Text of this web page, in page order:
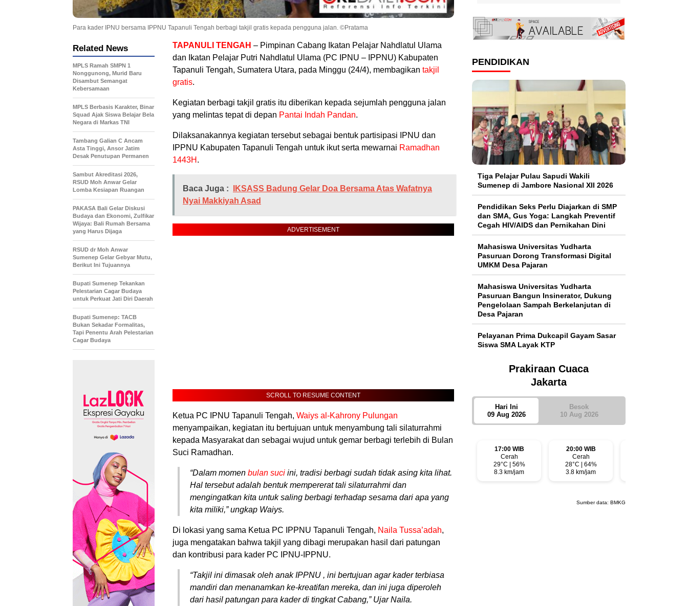
Para kader IPNU bersama IPPNU Tapanuli Tengah berbagi takjil gratis kepada pengguna jalan. ©Pratama
TAPANULI TENGAH – Pimpinan Cabang Ikatan Pelajar Nahdlatul Ulama
dan Ikatan Pelajar Putri Nahdlatul Ulama (PC IPNU – IPPNU) Kabupaten
Tapanuli Tengah, Sumatera Utara, pada Minggu (24/4), membagikan takjil
gratis.
Kegiatan berbagi takjil gratis itu diberikan kepada sejumlah pengguna jalan
yang melintas tepat di depan Pantai Indah Pandan.
Dilaksanakannya kegiatan tersebut sebagai bentuk partisipasi IPNU dan
IPPNU Kabupaten Tapanuli Tengah untuk ikut serta mewarnai Ramadhan
1443H .
Baca Juga :
IKSASS Badung Gelar Doa Bersama Atas Wafatnya
Nyai Makkiyah Asad
ADVERTISEMENT
SCROLL TO RESUME CONTENT
Ketua PC IPNU Tapanuli Tengah, Waiys al-Kahrony Pulungan
menyampaikan, kegiatan itu bertujuan untuk menyambung tali silaturrahmi
kepada Masyarakat dan sebagai wujud untuk gemar berbagi terlebih di Bulan
Suci Ramadhan.
“Dalam momen bulan suci ini, tradisi berbagi sudah tidak asing kita lihat.
Hal tersebut adalah bentuk mempererat tali silaturrahmi dan
mengingatkan kita untuk saling berbagi terhadap sesama dari apa yang
kita miliki,” ungkap Waiys.
Di lokasi yang sama Ketua PC IPPNU Tapanuli Tengah, Naila Tussa’adah,
juga mengatakan bahwa takjil yang dibagi merupakan hasil dari patungan
dan kontribusi para kader PC IPNU-IPPNU.
“Takjil ini dimasak oleh anak IPPNU , ini bertujuan agar kader terbiasa
mandiri dan menanamkan ke-kreatifan mereka, dan ini juga diperoleh
dari hasil patungan para kader di tingkat Cabang,” Ujar Naila.
Related News
MPLS Ramah SMPN 1
Nonggunong, Murid Baru
Disambut Semangat
Kebersamaan
MPLS Berbasis Karakter, Binar
Squad Ajak Siswa Belajar Bela
Negara di Markas TNI
Tambang Galian C Ancam
Asta Tinggi, Ansor Jatim
Desak Penutupan Permanen
Sambut Akreditasi 2026,
RSUD Moh Anwar Gelar
Lomba Kesiapan Ruangan
PAKASA Bali Gelar Diskusi
Budaya dan Ekonomi, Zulfikar
Wijaya: Bali Rumah Bersama
yang Harus Dijaga
RSUD dr Moh Anwar
Sumenep Gelar Gebyar Mutu,
Berikut Ini Tujuannya
Bupati Sumenep Tekankan
Pelestarian Cagar Budaya
untuk Perkuat Jati Diri Daerah
Bupati Sumenep: TACB
Bukan Sekadar Formalitas,
Tapi Penentu Arah Pelestarian
Cagar Budaya
PENDIDIKAN
Tiga Pelajar Pulau Sapudi Wakili
Sumenep di Jambore Nasional XII 2026
Pendidikan Seks Perlu Diajarkan di SMP
dan SMA, Gus Yoga: Langkah Preventif
Cegah HIV/AIDS dan Pernikahan Dini
Mahasiswa Universitas Yudharta
Pasuruan Dorong Transformasi Digital
UMKM Desa Pajaran
Mahasiswa Universitas Yudharta
Pasuruan Bangun Insinerator, Dukung
Pengelolaan Sampah Berkelanjutan di
Desa Pajaran
Pelayanan Prima Dukcapil Gayam Sasar
Siswa SMA Layak KTP
Prakiraan Cuaca
Jakarta
Hari Ini
09 Aug 2026
Besok
10 Aug 2026
17:00 WIB
Cerah
29°C | 56%
8.3 km/jam
20:00 WIB
Cerah
28°C | 64%
3.8 km/jam
Sumber data: BMKG